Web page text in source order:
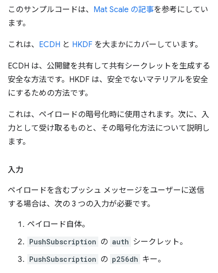
このサンプルコードは、 Mat Scale の記事を参考にしてい
ます。
これは、 ECDH と HKDF を大まかにカバーしています。
ECDH は、公開鍵を共有して共有シークレットを生成する
安全な方法です。HKDF は、安全でないマテリアルを安全
にするための方法です。
これは、ペイロードの暗号化時に使用されます。次に、入
力として受け取るものと、その暗号化方法について説明し
ます。
入力
ペイロードを含むプッシュ メッセージをユーザーに送信
する場合は、次の 3 つの入力が必要です。
ペイロード自体。
PushSubscription の auth シークレット。
PushSubscription の p256dh キー。